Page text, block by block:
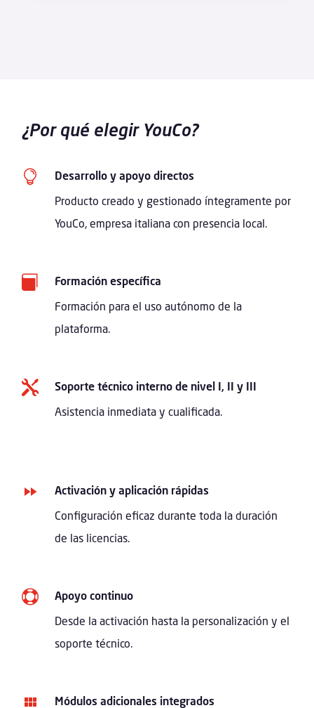
¿Por qué elegir YouCo?

Desarrollo y apoyo directos
Producto creado y gestionado íntegramente por
YouCo, empresa italiana con presencia local.

Formación específica
Formación para el uso autónomo de la
plataforma.

Soporte técnico interno de nivel I, II y III
Asistencia inmediata y cualificada.
Activación y aplicación rápidas
Configuración eficaz durante toda la duración
de las licencias.

Apoyo continuo
Desde la activación hasta la personalización y el
soporte técnico.
Módulos adicionales integrados